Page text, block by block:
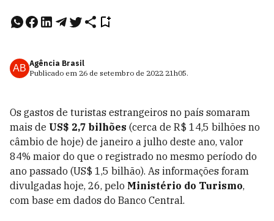
AB Agência Brasil
Publicado em 26 de setembro de 2022 21h05.
Os gastos de turistas estrangeiros no país somaram
mais de US$ 2,7 bilhões (cerca de R$ 14,5 bilhões no
câmbio de hoje) de janeiro a julho deste ano, valor
84% maior do que o registrado no mesmo período do
ano passado (US$ 1,5 bilhão). As informações foram
divulgadas hoje, 26, pelo Ministério do Turismo,
com base em dados do Banco Central.